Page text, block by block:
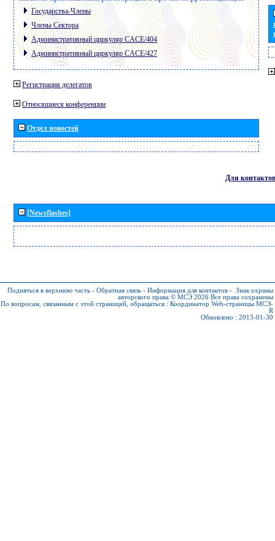
Государства-Члены
Члены Сектора
Административный циркуляр CACE/404
Административный циркуляр CACE/427
Регистрация делегатов
Относящиеся конференции
Отдел новостей
Для контактов
[Newsflashes]
Подняться в верхнюю часть - Обратная связь - Информация для контактов - Знак охраны
авторского права © МСЭ 2026 Все права сохранены
По вопросам, связанным с этой страницей, обращаться : Координатор Web-страницы МСЭ-
R
Обновлено : 2013-01-30